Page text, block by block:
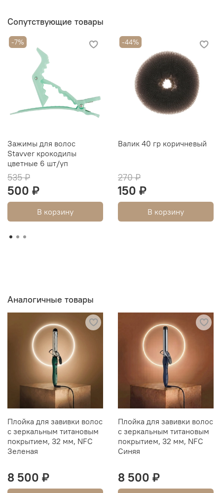
Технические характеристики:
Температурные режимы: 80-220C (шаг 5
градусов)
Размер полотна 180*32 мм
Покрытие рабочего полотна - 100% турмалиновый
Вращающийся шнур 2,5 м
Рабочее напряжение 210-240V, 50HZ/60HZ
Мощность 55W
Сопутствующие товары
-7%
Зажимы для волос
Stavver крокодилы
цветные 6 шт/уп
535 ₽
500 ₽
В корзину
-44%
Валик 40 гр коричневый
270 ₽
150 ₽
В корзину
Аналогичные товары
Плойка для завивки волос
с зеркальным титановым
покрытием, 32 мм, NFC
Зеленая
8 500 ₽
Плойка для завивки волос
с зеркальным титановым
покрытием, 32 мм, NFC
Синяя
8 500 ₽